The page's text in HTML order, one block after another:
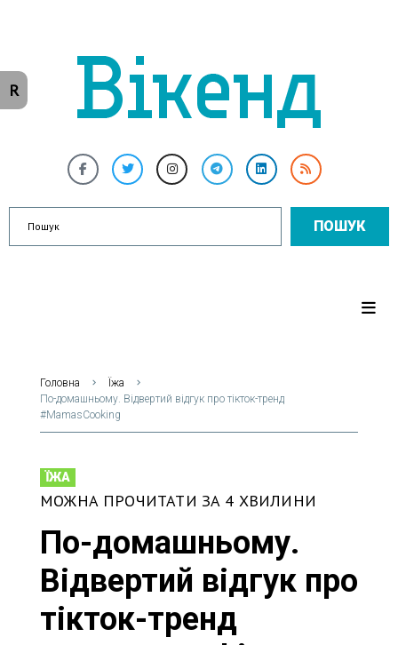
ПОШУК
Головна
Їжа
По-домашньому. Відвертий відгук про тікток-тренд
#MamasCooking
ЇЖА
МОЖНА ПРОЧИТАТИ ЗА 4 ХВИЛИНИ
По-домашньому.
Відвертий відгук про
тікток-тренд
R